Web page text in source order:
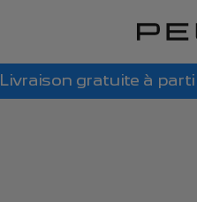
Livraison gratuite à